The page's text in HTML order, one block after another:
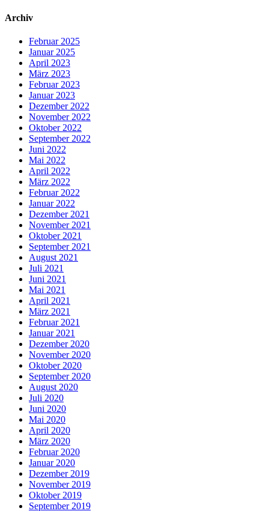
Archiv
Februar 2025
Januar 2025
April 2023
März 2023
Februar 2023
Januar 2023
Dezember 2022
November 2022
Oktober 2022
September 2022
Juni 2022
Mai 2022
April 2022
März 2022
Februar 2022
Januar 2022
Dezember 2021
November 2021
Oktober 2021
September 2021
August 2021
Juli 2021
Juni 2021
Mai 2021
April 2021
März 2021
Februar 2021
Januar 2021
Dezember 2020
November 2020
Oktober 2020
September 2020
August 2020
Juli 2020
Juni 2020
Mai 2020
April 2020
März 2020
Februar 2020
Januar 2020
Dezember 2019
November 2019
Oktober 2019
September 2019